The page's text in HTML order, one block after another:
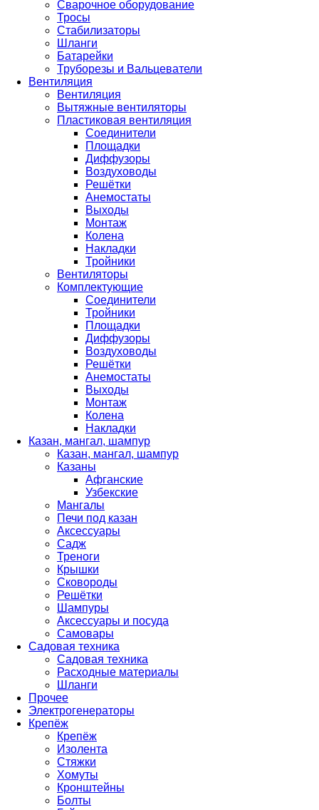
Сварочное оборудование
Тросы
Стабилизаторы
Шланги
Батарейки
Труборезы и Вальцеватели
Вентиляция
Вентиляция
Вытяжные вентиляторы
Пластиковая вентиляция
Соединители
Площадки
Диффузоры
Воздуховоды
Решётки
Анемостаты
Выходы
Монтаж
Колена
Накладки
Тройники
Вентиляторы
Комплектующие
Соединители
Тройники
Площадки
Диффузоры
Воздуховоды
Решётки
Анемостаты
Выходы
Монтаж
Колена
Накладки
Казан, мангал, шампур
Казан, мангал, шампур
Казаны
Афганские
Узбекские
Мангалы
Печи под казан
Аксессуары
Садж
Треноги
Крышки
Сковороды
Решётки
Шампуры
Аксессуары и посуда
Самовары
Садовая техника
Садовая техника
Расходные материалы
Шланги
Прочее
Электрогенераторы
Крепёж
Крепёж
Изолента
Стяжки
Хомуты
Кронштейны
Болты